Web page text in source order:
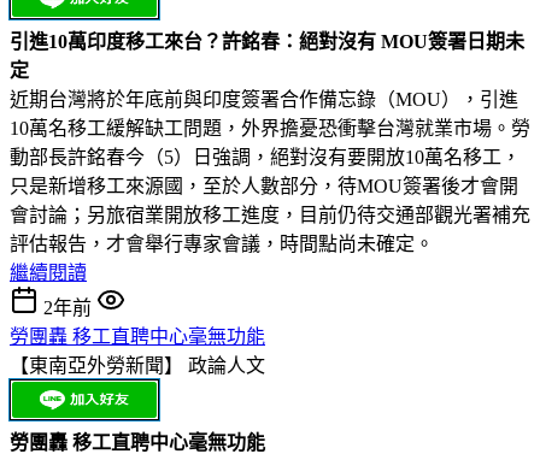
引進10萬印度移工來台？許銘春：絕對沒有 MOU簽署日期未
定
近期台灣將於年底前與印度簽署合作備忘錄（MOU），引進
10萬名移工緩解缺工問題，外界擔憂恐衝擊台灣就業市場。勞
動部長許銘春今（5）日強調，絕對沒有要開放10萬名移工，
只是新增移工來源國，至於人數部分，待MOU簽署後才會開
會討論；另旅宿業開放移工進度，目前仍待交通部觀光署補充
評估報告，才會舉行專家會議，時間點尚未確定。
繼續閱讀
2年前
勞團轟 移工直聘中心毫無功能
【東南亞外勞新聞】 政論人文
勞團轟 移工直聘中心毫無功能